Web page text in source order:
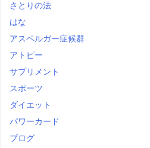
さとりの法
はな
アスペルガー症候群
アトピー
サプリメント
スポーツ
ダイエット
パワーカード
ブログ